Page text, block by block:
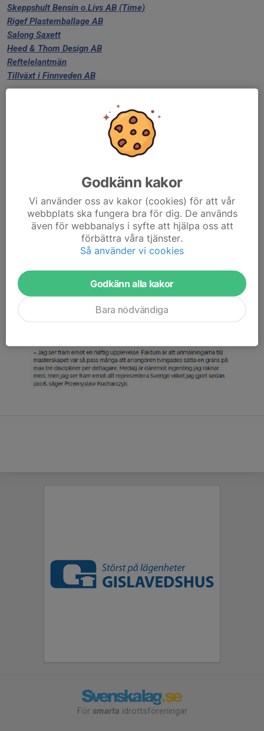
Skeppshult Bensin o.Livs AB (Time)
Rigef Plastemballage AB
Salong Saxett
Heed & Thom Design AB
Reftelelantmän
Tillväxt i Finnveden AB
För smarta idrottsföreningar
Godkänn kakor
Vi använder oss av kakor (cookies) för att vår
webbplats ska fungera bra för dig. De används
även för webbanalys i syfte att hjälpa oss att
förbättra våra tjänster.
Så använder vi cookies
Godkänn alla kakor
Bara nödvändiga